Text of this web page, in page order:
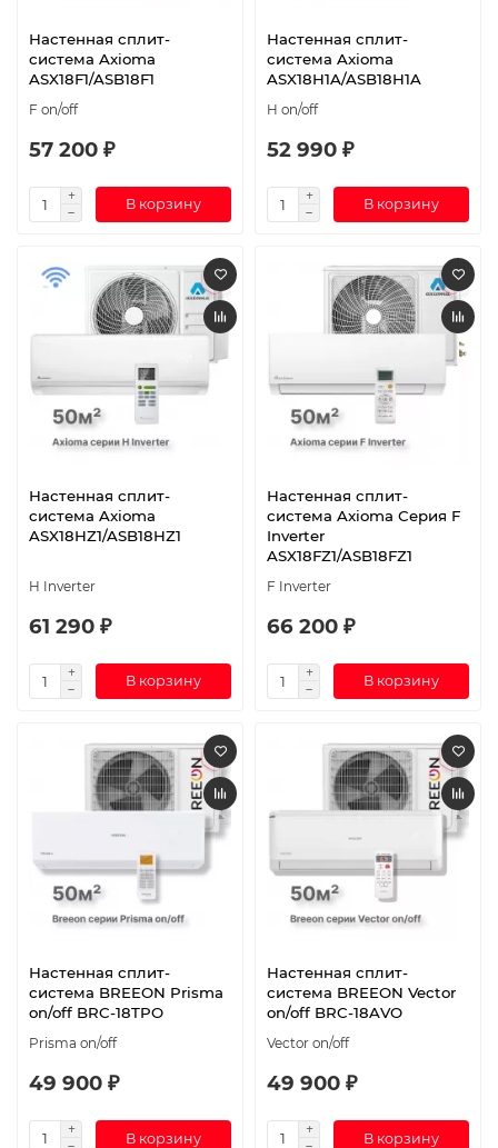
Настенная сплит-
система Axioma
ASX18F1/ASB18F1
F on/off
57 200 ₽
В корзину
Настенная сплит-
система Axioma
ASX18H1A/ASB18H1A
H on/off
52 990 ₽
В корзину
Настенная сплит-
система Axioma
ASX18HZ1/ASB18HZ1
H Inverter
61 290 ₽
В корзину
Настенная сплит-
система Axioma Серия F
Inverter
ASX18FZ1/ASB18FZ1
F Inverter
66 200 ₽
В корзину
Настенная сплит-
система BREEON Prisma
on/off BRC-18TPO
Prisma on/off
49 900 ₽
В корзину
Настенная сплит-
система BREEON Vector
on/off BRC-18AVO
Vector on/off
49 900 ₽
В корзину